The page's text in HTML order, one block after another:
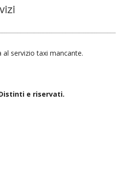
servizio taxi mancante.
e riservati.